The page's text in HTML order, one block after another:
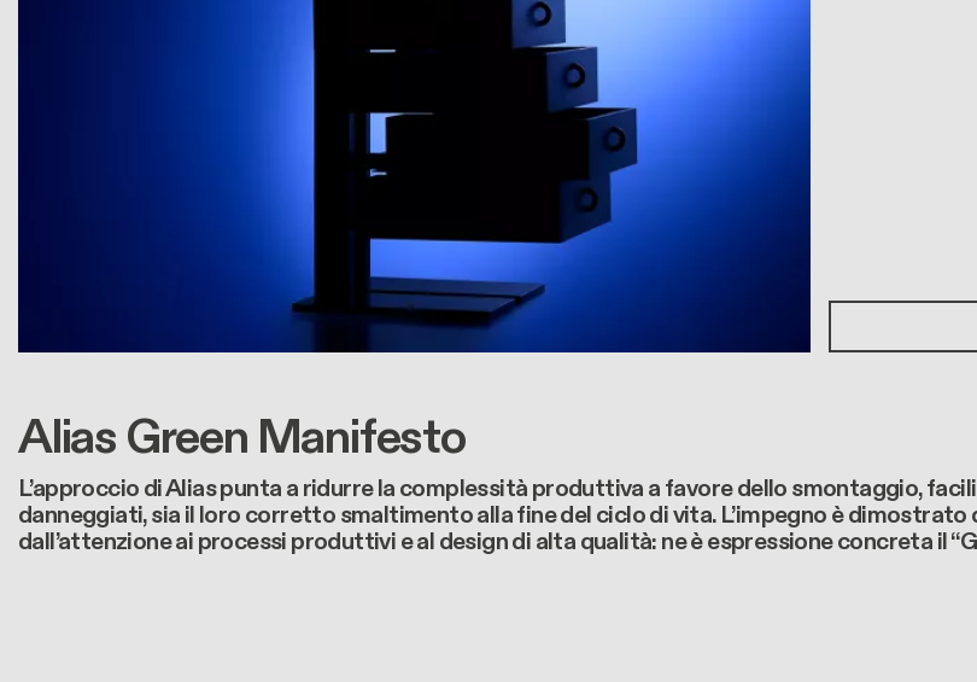
Alias Green Manifesto
L’approccio di Alias punta a ridurre la complessità produttiva a favore dello smontaggio,
danneggiati, sia il loro corretto smaltimento alla fine del ciclo di vita. L’impegno è
dall’attenzione ai processi produttivi e al design di alta qualità: ne è espressione concreta il